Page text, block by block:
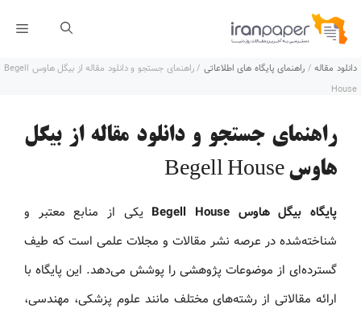
پرش
محتوا
دانلود مقاله/ راهنمای پایگاه های اطلاعاتی /
راهنمای جستجو و دانلود مقاله از بیگل هاوس Begell
House
راهنمای جستجو و دانلود مقاله از بیگل
هاوس Begell House
پایگاه بیگل هاوس Begell House
یکی از منابع معتبر و
شناخته‌شده در عرصه نشر مقالات و مجلات علمی است که طیف
گسترده‌ای از موضوعات پژوهشی را پوشش می‌دهد. این پایگاه با
ارائه مقالاتی از رشته‌های مختلف مانند علوم پزشکی، مهندسی،